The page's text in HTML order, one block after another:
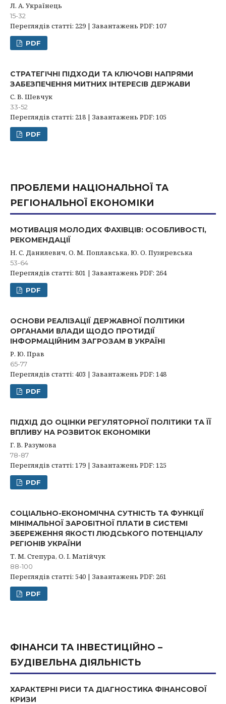
Л. А. Українець
15-32
Переглядів статті: 229 | Завантажень PDF: 107
PDF
СТРАТЕГІЧНІ ПІДХОДИ ТА КЛЮЧОВІ НАПРЯМИ
ЗАБЕЗПЕЧЕННЯ МИТНИХ ІНТЕРЕСІВ ДЕРЖАВИ
С. В. Шевчук
33-52
Переглядів статті: 218 | Завантажень PDF: 105
PDF
ПРОБЛЕМИ НАЦІОНАЛЬНОЇ ТА
РЕГІОНАЛЬНОЇ ЕКОНОМІКИ
МОТИВАЦІЯ МОЛОДИХ ФАХІВЦІВ: ОСОБЛИВОСТІ,
РЕКОМЕНДАЦІЇ
Н. С. Данилевич, О. М. Поплавська, Ю. О. Пузиревська
53-64
Переглядів статті: 801 | Завантажень PDF: 264
PDF
ОСНОВИ РЕАЛІЗАЦІЇ ДЕРЖАВНОЇ ПОЛІТИКИ
ОРГАНАМИ ВЛАДИ ЩОДО ПРОТИДІЇ
ІНФОРМАЦІЙНИМ ЗАГРОЗАМ В УКРАЇНІ
Р. Ю. Прав
65-77
Переглядів статті: 403 | Завантажень PDF: 148
PDF
ПІДХІД ДО ОЦІНКИ РЕГУЛЯТОРНОЇ ПОЛІТИКИ ТА ЇЇ
ВПЛИВУ НА РОЗВИТОК ЕКОНОМІКИ
Г. В. Разумова
78-87
Переглядів статті: 179 | Завантажень PDF: 125
PDF
СОЦІАЛЬНО-ЕКОНОМІЧНА СУТНІСТЬ ТА ФУНКЦІЇ
МІНІМАЛЬНОЇ ЗАРОБІТНОЇ ПЛАТИ В СИСТЕМІ
ЗБЕРЕЖЕННЯ ЯКОСТІ ЛЮДСЬКОГО ПОТЕНЦІАЛУ
РЕГІОНІВ УКРАЇНИ
Т. М. Степура, О. І. Матійчук
88-100
Переглядів статті: 540 | Завантажень PDF: 261
PDF
ФІНАНСИ ТА ІНВЕСТИЦІЙНО –
БУДІВЕЛЬНА ДІЯЛЬНІСТЬ
ХАРАКТЕРНІ РИСИ ТА ДІАГНОСТИКА ФІНАНСОВОЇ
КРИЗИ